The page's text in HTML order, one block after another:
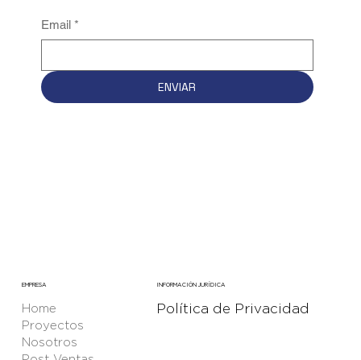
Email *
ENVIAR
Home
Proyectos
Nosotros
EMPRESA INFORMACIÓN JURÍDICA
Política de Privacidad